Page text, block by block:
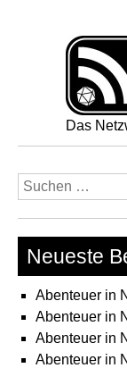
Das
Suchen
nach:
Neueste
Abenteuer in
Abenteuer in
Abenteuer in
Abenteuer in